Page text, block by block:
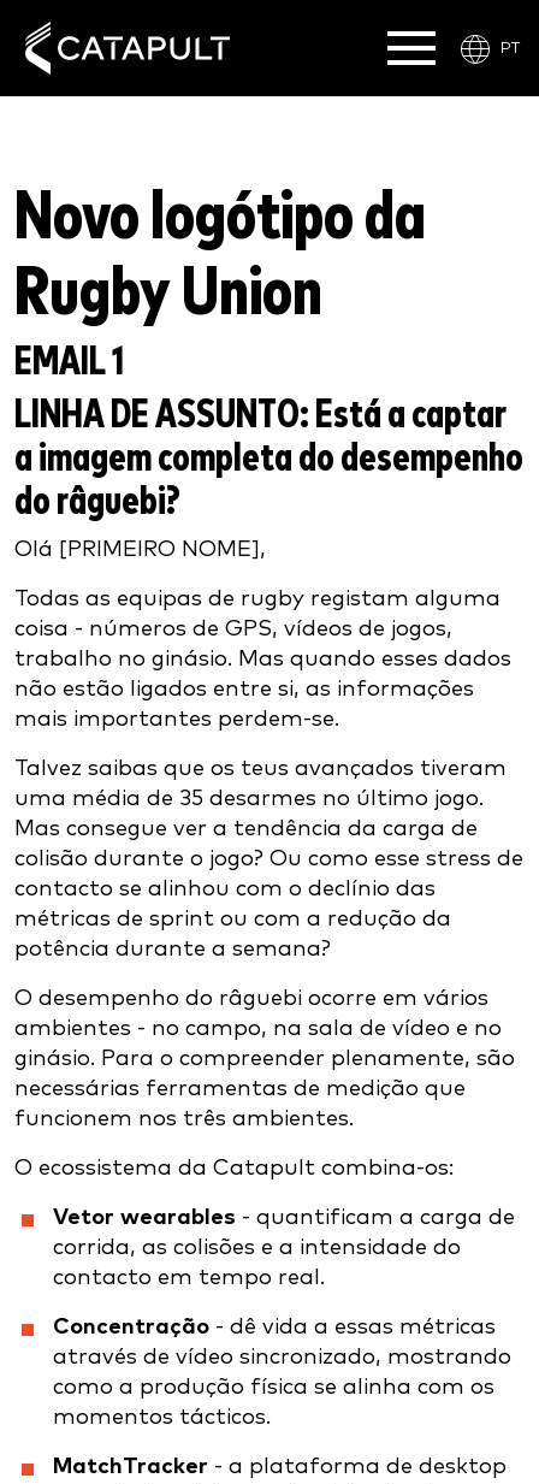
PT
Novo logótipo da
Rugby Union
EMAIL 1
LINHA DE ASSUNTO: Está a captar
a imagem completa do desempenho
do râguebi?
Olá [PRIMEIRO NOME],
Todas as equipas de rugby registam alguma
coisa - números de GPS, vídeos de jogos,
trabalho no ginásio. Mas quando esses dados
não estão ligados entre si, as informações
mais importantes perdem-se.
Talvez saibas que os teus avançados tiveram
uma média de 35 desarmes no último jogo.
Mas consegue ver a tendência da carga de
colisão durante o jogo? Ou como esse stress de
contacto se alinhou com o declínio das
métricas de sprint ou com a redução da
potência durante a semana?
O desempenho do râguebi ocorre em vários
ambientes - no campo, na sala de vídeo e no
ginásio. Para o compreender plenamente, são
necessárias ferramentas de medição que
funcionem nos três ambientes.
O ecossistema da Catapult combina-os:
Vetor wearables - quantificam a carga de
corrida, as colisões e a intensidade do
contacto em tempo real.
Concentração - dê vida a essas métricas
através de vídeo sincronizado, mostrando
como a produção física se alinha com os
momentos tácticos.
MatchTracker - a plataforma de desktop